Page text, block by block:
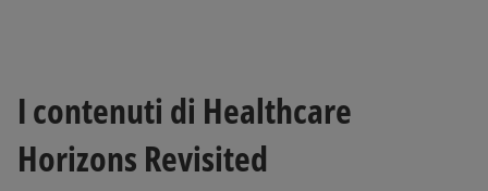
d
I contenuti di Healthcare
Horizons Revisited